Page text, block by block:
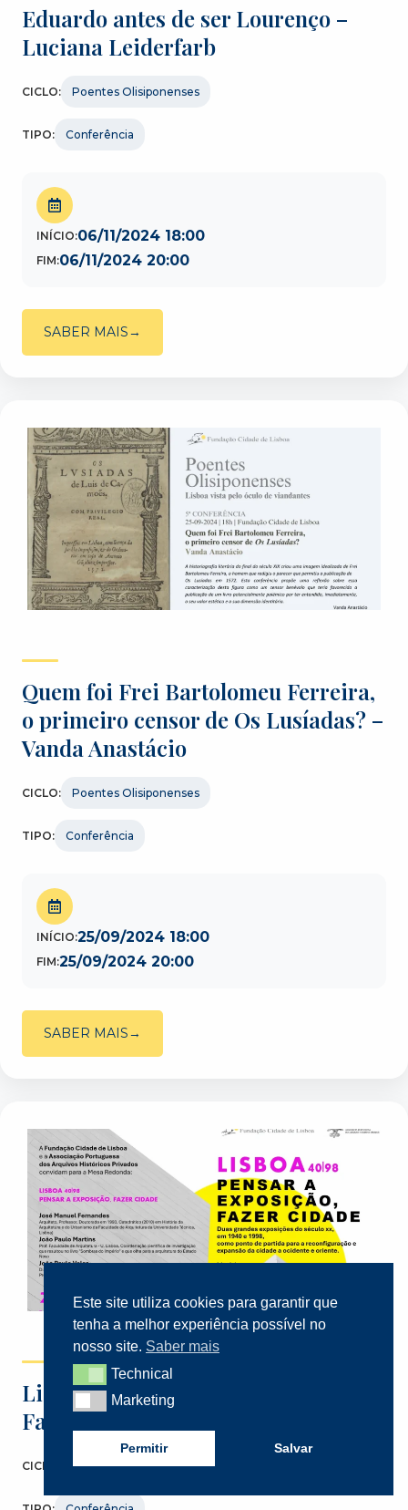
Este site utiliza cookies para garantir que
tenha a melhor experiência possível no
nosso site. Saber mais
TechnicalTechnical
MarketingMarketing
Permitir Salvar
Eduardo antes de ser Lourenço –
Luciana Leiderfarb
CICLO: Poentes Olisiponenses
TIPO: Conferência
INÍCIO:06/11/2024 18:00
FIM:06/11/2024 20:00
SABER MAIS
Quem foi Frei Bartolomeu Ferreira,
o primeiro censor de Os Lusíadas? –
Vanda Anastácio
CICLO: Poentes Olisiponenses
TIPO: Conferência
INÍCIO:25/09/2024 18:00
FIM:25/09/2024 20:00
SABER MAIS
Lisboa 40/98 Pensar a Exposição,
Fazer a Cidade
CICLO: Parceria FCL – APAHP